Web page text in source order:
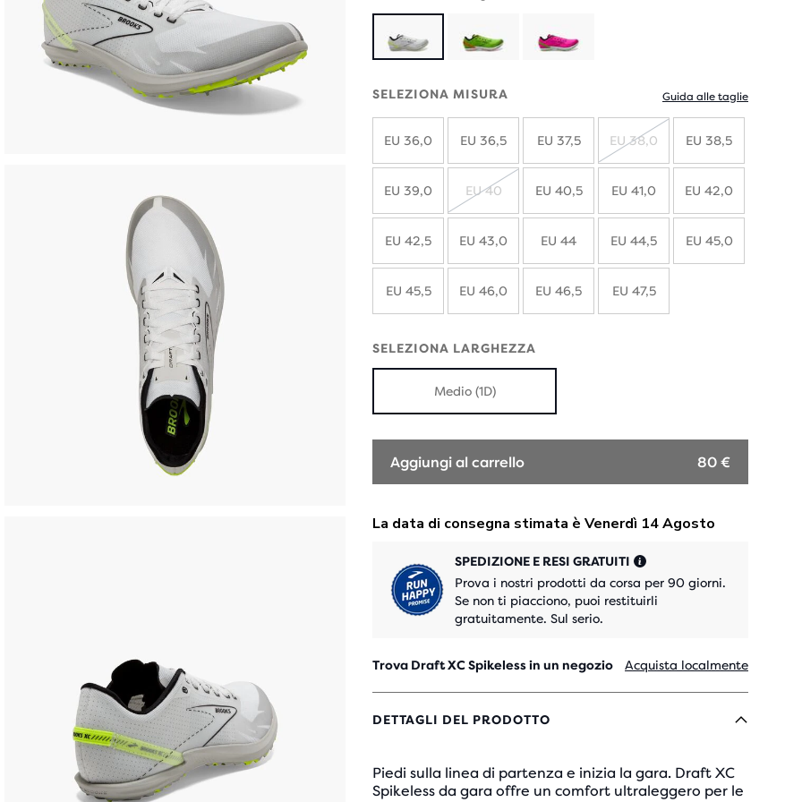
SELEZIONA MISURA Guida alle taglie
EU 36,0 EU 36,5 EU 37,5 EU 38,0 EU 38,5
EU 39,0 EU 40 EU 40,5 EU 41,0 EU 42,0
EU 42,5 EU 43,0 EU 44 EU 44,5 EU 45,0
EU 45,5 EU 46,0 EU 46,5 EU 47,5
SELEZIONA LARGHEZZA
Medio (1D)
Aggiungi al carrello 80 €
SPEDIZIONE E RESI GRATUITI
Prova i nostri prodotti da corsa per 90 giorni.
Se non ti piacciono, puoi restituirli
gratuitamente. Sul serio.
Trova Draft XC Spikeless in un negozio Acquista localmente
DETTAGLI DEL PRODOTTO
Piedi sulla linea di partenza e inizia la gara. Draft XC
Spikeless da gara offre un comfort ultraleggero per le